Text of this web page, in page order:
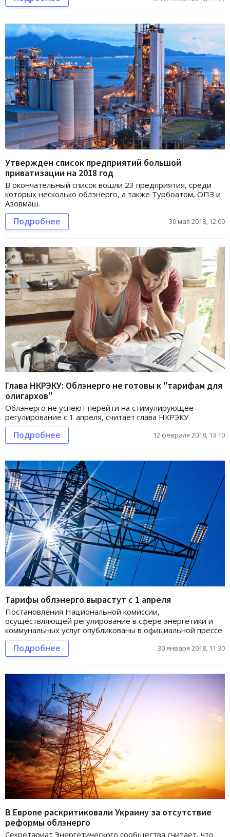
Утвержден список предприятий большой
приватизации на 2018 год
В окончательный список вошли 23 предприятия, среди
которых несколько облэнерго, а также Турбоатом, ОПЗ и
Азовмаш.
Подробнее 30 мая 2018, 12:00
Глава НКРЭКУ: Облэнерго не готовы к "тарифам для
олигархов"
Облэнерго не успеют перейти на стимулирующее
регулирование с 1 апреля, считает глава НКРЭКУ
Подробнее 12 февраля 2018, 13:10
Тарифы облэнерго вырастут с 1 апреля
Постановления Национальной комиссии,
осуществляющей регулирование в сфере энергетики и
коммунальных услуг опубликованы в официальной прессе
Подробнее 30 января 2018, 11:30
В Европе раскритиковали Украину за отсутствие
реформы облэнерго
Секретариат Энергетического сообщества считает, что